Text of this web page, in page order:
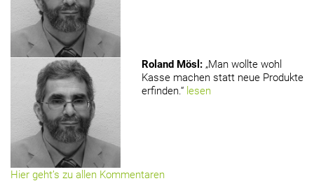
Roland Mösl : „Man wollte wohl
Kasse machen statt neue Produkte
erfinden.“ lesen
Hier geht’s zu allen Kommentaren